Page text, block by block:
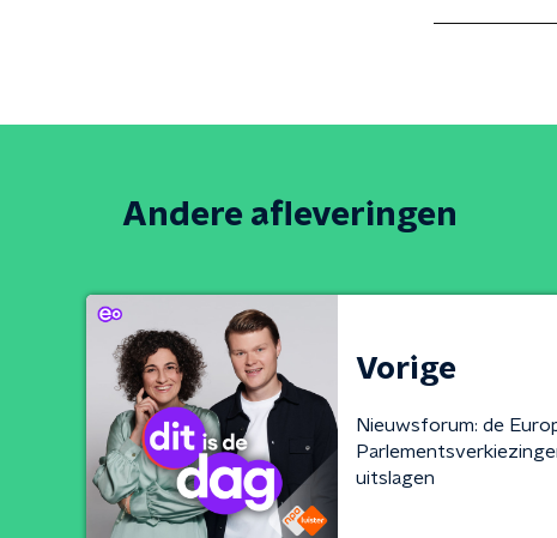
Andere afleveringen
Vorige
Nieuwsforum: de
uitslagen